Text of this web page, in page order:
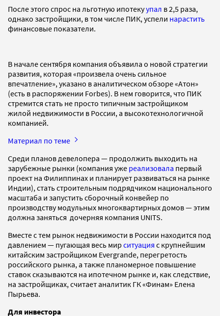
После этого спрос на льготную ипотекуупал в 2,5 раза,
однако застройщики, в том числе ПИК, успели нарастить
финансовые показатели.
В начале сентября компания объявила о новой стратегии
развития, которая «произвела очень сильное
впечатление», указано в аналитическом обзоре «Атон»
(есть в распоряжении Forbes). В нем говорится, что ПИК
стремится стать не просто типичным застройщиком
жилой недвижимости в России, а высокотехнологичной
компанией.
Материал по теме
Среди планов девелопера — продолжить выходить на
зарубежные рынки (компания уже реализовала первый
проект на Филиппинах и планирует развиваться на рынке
Индии), стать строительным подрядчиком национального
масштаба и запустить сборочный конвейер по
производству модульных многоквартирных домов — этим
должна заняться дочерняя компания UNITS.
Вместе с тем рынок недвижимости в России находится под
давлением — пугающая весь мир ситуация с крупнейшим
китайским застройщиком Evergrande, перегретость
российского рынка, а также планомерное повышение
ставок сказываются на ипотечном рынке и, как следствие,
на застройщиках, считает аналитик ГК «Финам» Елена
Пырьева.
Для инвестора